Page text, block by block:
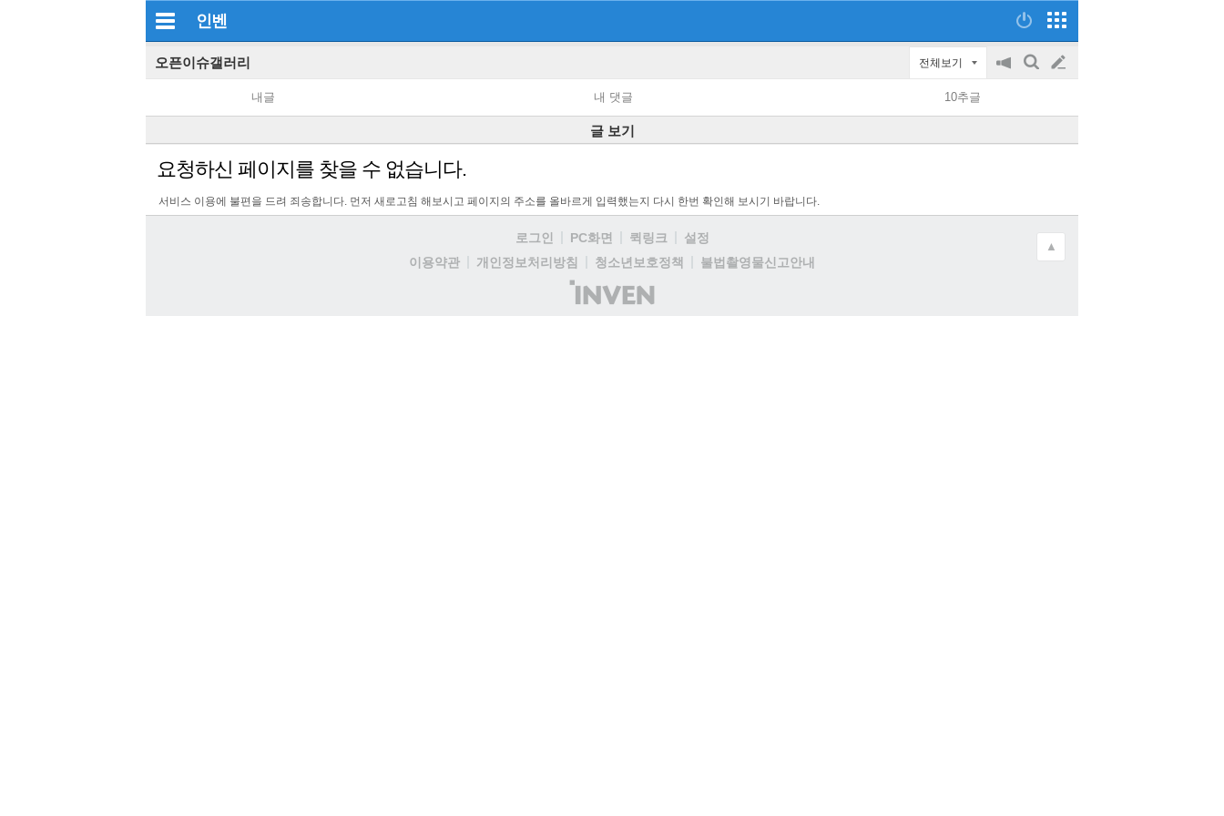
인벤
오픈이슈갤러리 전체보기
공
on/off
검
글
쓰
기
내글 내 댓글 10추글
글 보기
요청하신 페이지를 찾을 수 없습니다.
서비스 이용에 불편을 드려 죄송합니다. 먼저 새로고침 해보시고 페이지의 주소를 올바르게 입력했는지 다시 한번 확인해 보시기 바랍니다.
로그인 PC화면 퀵링크
설정
이용약관
개인정보처리방침 청소년보호정책
불법촬영물신고안내
(주)
인
▲